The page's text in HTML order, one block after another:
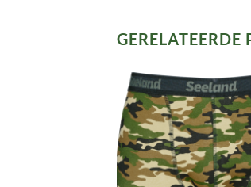
GERELATEERDE